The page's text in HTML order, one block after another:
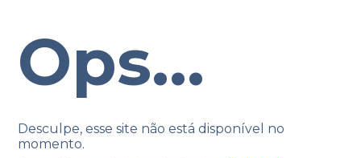
Ops...
Desculpe, esse site não está disponível no
momento.